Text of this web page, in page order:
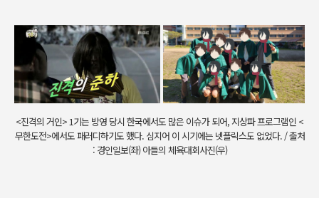
<진격의 거인> 1기는 방영 당시 한국에서도 많은 이슈가 되어, 지상파 프로그램인 <
무한도전>에서도 패러디하기도 했다. 심지어 이 시기에는 넷플릭스도 없었다. / 출처
: 경인일보(좌) 아들의 체육대회사진(우)